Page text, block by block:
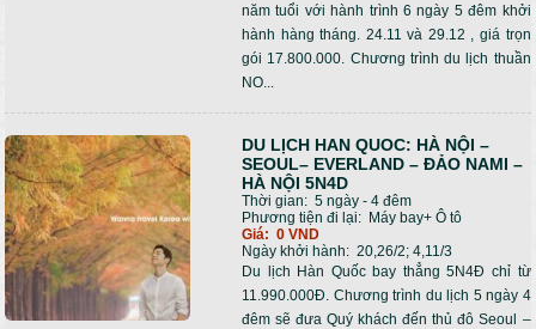
năm tuổi với hành trình 6 ngày 5 đêm khởi
hành hàng tháng. 24.11 và 29.12 , giá trọn
gói 17.800.000. Chương trình du lịch thuần
NO...
DU LỊCH HAN QUOC: HÀ NỘI –
SEOUL– EVERLAND – ĐẢO NAMI –
HÀ NỘI 5N4D
Thời gian: 5 ngày - 4 đêm
Phương tiện đi lại: Máy bay+ Ô tô
Giá: 0 VND
Ngày khởi hành: 20,26/2; 4,11/3
Du lịch Hàn Quốc bay thẳng 5N4Đ chỉ từ
11.990.000Đ. Chương trình du lịch 5 ngày 4
đêm sẽ đưa Quý khách đến thủ đô Seoul –